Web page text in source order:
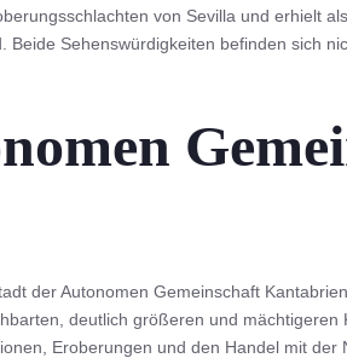
von Sevilla und erhielt
Sehenswürdigkeiten befinden sich
der Autonomen Gemeinschaft
deutlich größeren und
Eroberungen und den Handel mit